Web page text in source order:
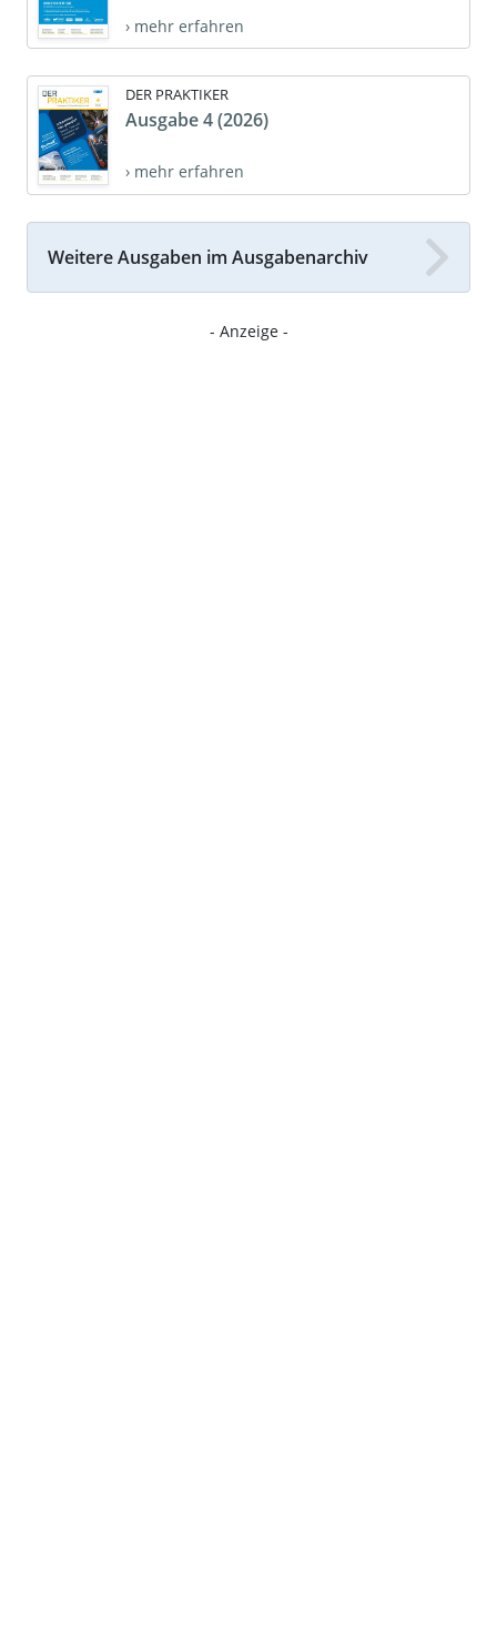
› mehr erfahren
DER PRAKTIKER
Ausgabe 4 (2026)
› mehr erfahren
Weitere Ausgaben im Ausgabenarchiv
- Anzeige -